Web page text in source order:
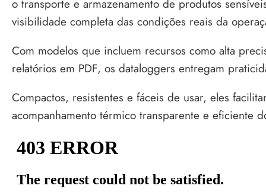
o transporte e armazenamento de produtos
visibilidade completa das condições reais da
Com modelos que incluem recursos como alta
relatórios em PDF, os dataloggers entregam
Compactos, resistentes e fáceis de usar, eles
acompanhamento térmico transparente e eficiente